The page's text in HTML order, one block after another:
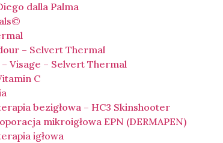
dalla Palma
– Selvert Thermal
Visage – Selvert Thermal
C
bezigłowa – HC3 Skinshooter
mikroigłowa EPN (DERMAPEN)
igłowa